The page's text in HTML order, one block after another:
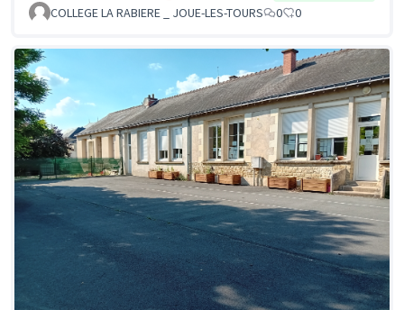
COLLEGE LA RABIERE _ JOUE-LES-TOURS
0 0